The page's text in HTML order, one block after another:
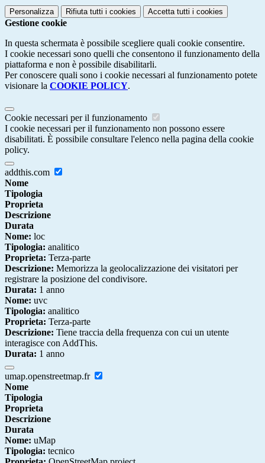
Personalizza Rifiuta tutti i cookies Accetta tutti i cookies
Gestione cookie
In questa schermata è possibile scegliere quali cookie consentire.
I cookie necessari sono quelli che consentono il funzionamento della
piattaforma e non è possibile disabilitarli.
Per conoscere quali sono i cookie necessari al funzionamento potete
visionare la COOKIE POLICY.
Cookie necessari per il funzionamento
I cookie necessari per il funzionamento non possono essere
disabilitati. È possibile consultare l'elenco nella pagina della cookie
policy.
addthis.com
Nome
Tipologia
Proprieta
Descrizione
Durata
Nome: loc
Tipologia: analitico
Proprieta: Terza-parte
Descrizione: Memorizza la geolocalizzazione dei visitatori per
registrare la posizione del condivisore.
Durata: 1 anno
Nome: uvc
Tipologia: analitico
Proprieta: Terza-parte
Descrizione: Tiene traccia della frequenza con cui un utente
interagisce con AddThis.
Durata: 1 anno
umap.openstreetmap.fr
Nome
Tipologia
Proprieta
Descrizione
Durata
Nome: uMap
Tipologia: tecnico